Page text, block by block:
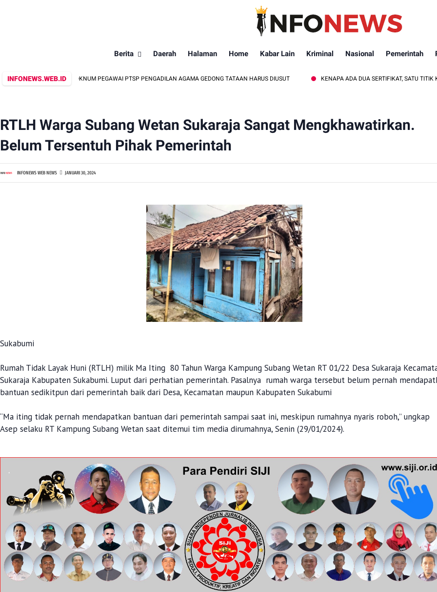
Berita Daerah Halaman Home Kabar Lain Kriminal Nasional Pemerintah
INFONEWS.WEB.ID
OKNUM PEGAWAI PTSP PENGADILAN AGAMA GEDONG TATAAN HARUS DIUSUT KENAPA ADA DUA SERTIFIKAT, SATU TITIK KOORDINAT:
RTLH Warga Subang Wetan Sukaraja Sangat Mengkhawatirkan.
Belum Tersentuh Pihak Pemerintah
INFONEWS WEB NEWS JANUARI 30, 2024
Sukabumi
Rumah Tidak Layak Huni (RTLH) milik Ma Iting 80 Tahun Warga Kampung Subang Wetan RT 01/22 Desa Sukaraja
Sukaraja Kabupaten Sukabumi. Luput dari perhatian pemerintah. Pasalnya rumah warga tersebut belum pernah
bantuan sedikitpun dari pemerintah baik dari Desa, Kecamatan maupun Kabupaten Sukabumi
“Ma iting tidak pernah mendapatkan bantuan dari pemerintah sampai saat ini, meskipun rumahnya nyaris roboh,” ungkap
Asep selaku RT Kampung Subang Wetan saat ditemui tim media dirumahnya, Senin (29/01/2024).